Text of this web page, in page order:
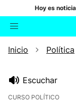
Hoy es noticia
Buscador
Inicio Política
Escuchar
CURSO POLÍTICO